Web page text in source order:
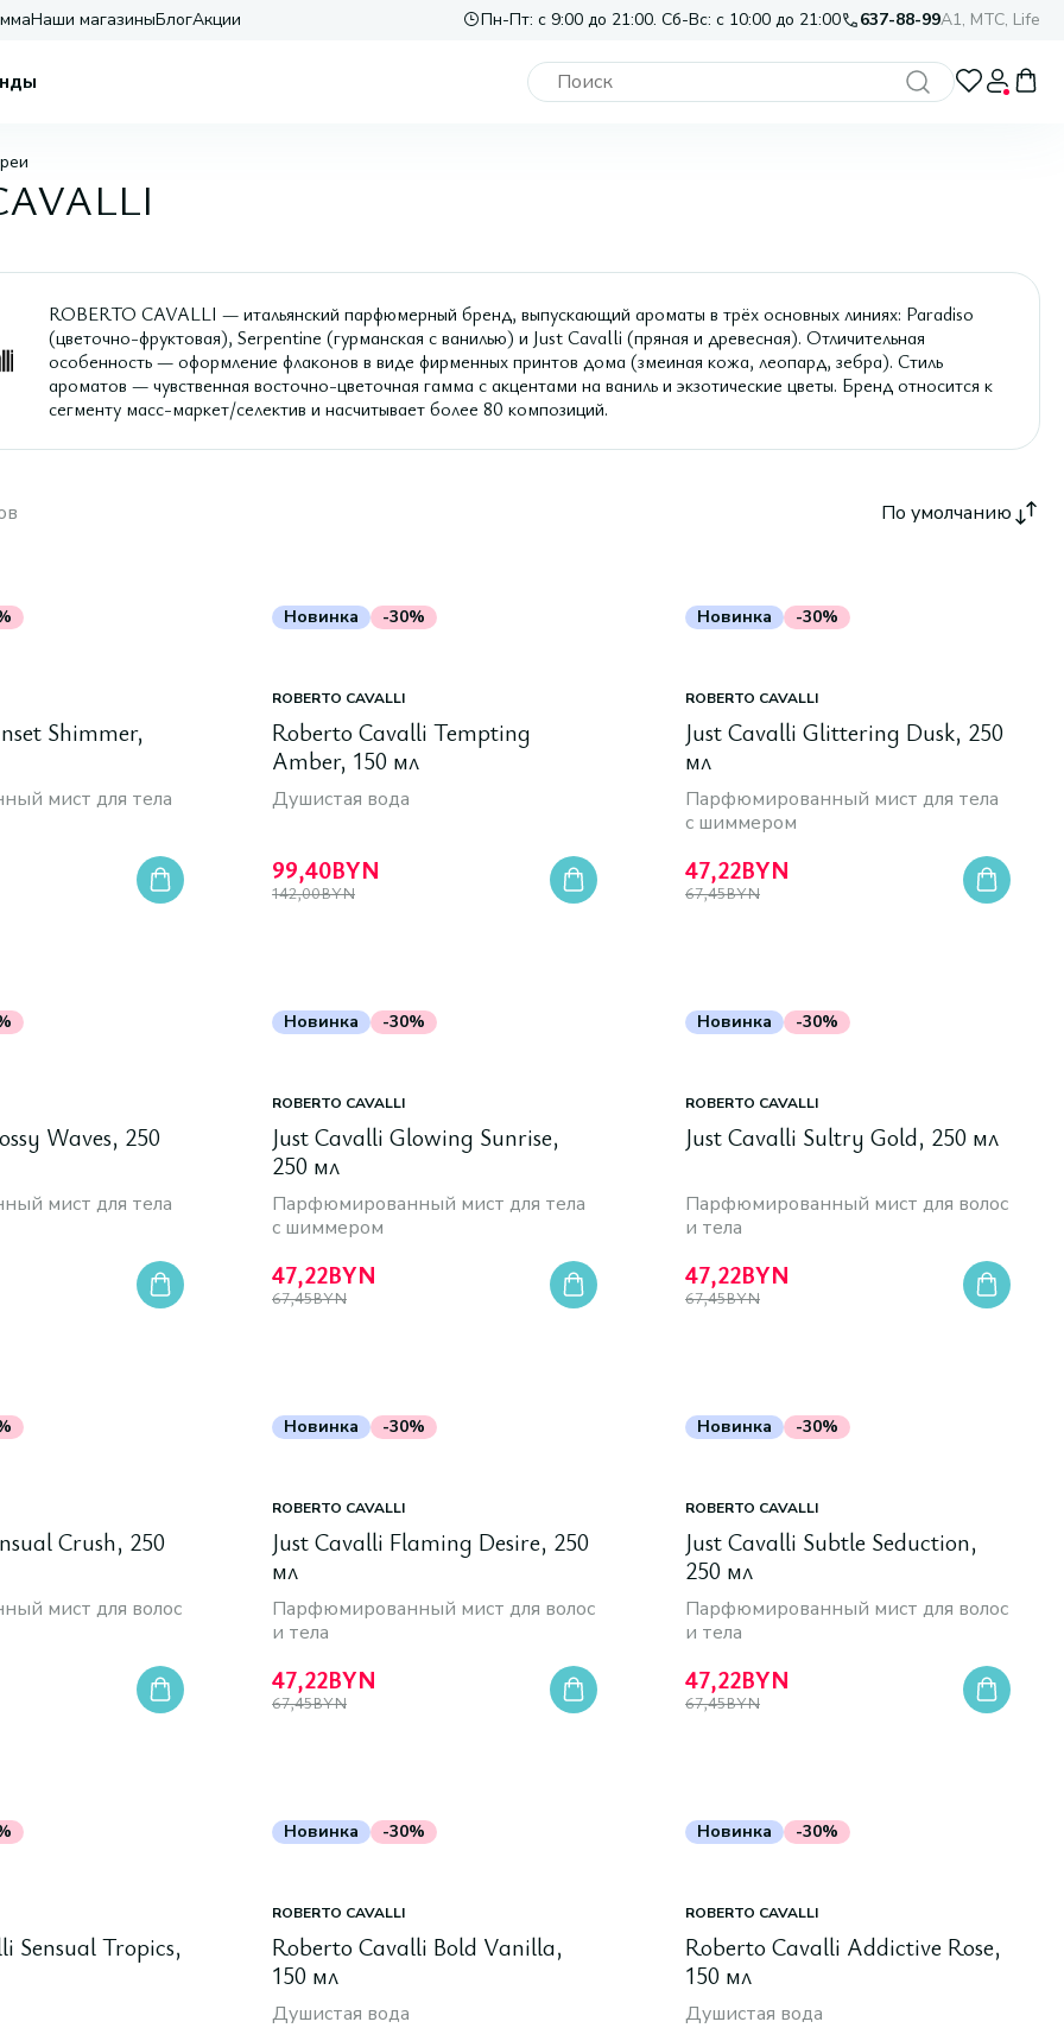
Наши магазиныБлогАкции Пн-Пт: с 9:00 до 21:00. Сб-Вс: с 10:00 до 21:00 637-88-99A1, МТС, Life
ROBERTO CAVALLI — итальянский парфюмерный бренд, выпускающий ароматы в трёх основных линиях: Paradiso
(цветочно-фруктовая), Serpentine (гурманская с ванилью) и Just Cavalli (пряная и древесная). Отличительная
особенность — оформление флаконов в виде фирменных принтов дома (змеиная кожа, леопард, зебра). Стиль
ароматов — чувственная восточно-цветочная гамма с акцентами на ваниль и экзотические цветы. Бренд относится к
сегменту масс-маркет/селектив и насчитывает более 80 композиций.
По умолчанию
Shimmer,
мист для тела
Новинка -30%
ROBERTO CAVALLI
Roberto Cavalli Tempting
Amber, 150 мл
Душистая вода
99,40BYN
142,00BYN
Новинка -30%
ROBERTO CAVALLI
Just Cavalli Glittering Dusk, 250
мл
Парфюмированный мист для тела
с шиммером
47,22BYN
67,45BYN
Waves, 250
мист для тела
Новинка -30%
ROBERTO CAVALLI
Just Cavalli Glowing Sunrise,
250 мл
Парфюмированный мист для тела
с шиммером
47,22BYN
67,45BYN
Новинка -30%
ROBERTO CAVALLI
Just Cavalli Sultry Gold, 250 мл
Парфюмированный мист для волос
и тела
47,22BYN
67,45BYN
Crush, 250
мист для волос
Новинка -30%
ROBERTO CAVALLI
Just Cavalli Flaming Desire, 250
мл
Парфюмированный мист для волос
и тела
47,22BYN
67,45BYN
Новинка -30%
ROBERTO CAVALLI
Just Cavalli Subtle Seduction,
250 мл
Парфюмированный мист для волос
и тела
47,22BYN
67,45BYN
Sensual Tropics,
Новинка -30%
ROBERTO CAVALLI
Roberto Cavalli Bold Vanilla,
150 мл
Душистая вода
Новинка -30%
ROBERTO CAVALLI
Roberto Cavalli Addictive Rose,
150 мл
Душистая вода